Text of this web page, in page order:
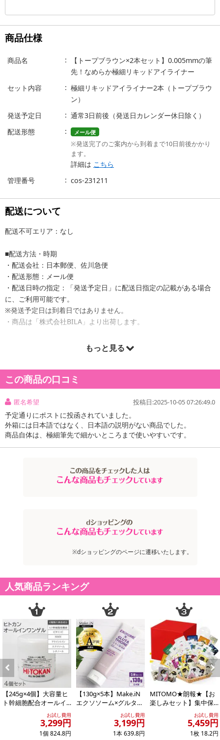
商品仕様
商品名
【トープブラウン×2本セット】0.005mmの筆
先！なめらか極細リキッドアイライナー
セット内容
極細リキッドアイライナー2本（トープブラウ
ン）
発送予定日
通常3日前後（発送日カレンダー休日除く）
配送形態
メール便
※発送完了のご案内から到着まで10日前後かかり
ます。
詳細は こちら
管理番号
cos-231211
配送について
配送不可エリア：なし
■配送方法・時期
・配送会社：日本郵便、佐川急便
・配送形態：メール便
・配送日時の指定：「発送予定日」に配送日指定の記載がある場合
に、ご利用可能です。
※発送予定日は到着日ではありません。
・商品は「株式会社BILA」より出荷します。
0.005mmの筆先！下まつげやアイブロー、生え際メイクにも♪
る♪
【いつもと何か違う、ミステリアスな雰囲気を感じるトープブラウ
ン】
もっと見る
この商品の口コミ
匿名希望 投稿日:2025-10-05 07:26:49.0
予定通りにポストに投函されていました。
外箱には日本語ではなく、日本語の説明がない商品でした。
商品自体は、極細筆先で細かいところまで使いやすいです。
※dショッピングのページに遷移いたします。
人気商品ランキング
Previous
【245g×4個】大容量ヒ
ト幹細胞配合オールイ
お試し費用
3,299円
1個 824.8円
【130g×5本】Make.iN
エクソソーム×グルタチ
オン どろ×泡洗顔お試し費用
3,199円
1本 639.8円
MITOMO★朗報★【お
楽しみセット】集中保
湿マスクパック100枚増
お試し費用
5,459円
1枚 18.2円
Next